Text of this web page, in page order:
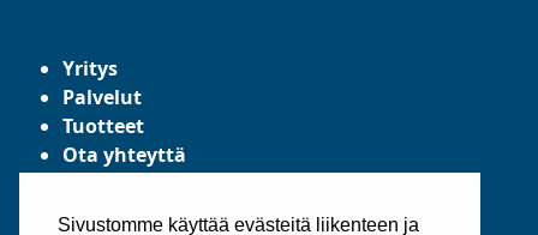
Sivustomme käyttää evästeitä liikenteen ja
Yritys
Palvelut
Tuotteet
Ota yhteyttä
Yleiset toimitusehdot